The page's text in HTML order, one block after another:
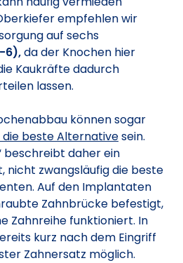
empfehlen wir
auf sechs
6),da der Knochen hier
Kaukräfte dadurch
lassen.
können sogar
beste Alternativesein.
beschreibt daher ein
nicht zwangsläufig die beste
Auf den Implantaten
Zahnbrücke befestigt,
Zahnreihe funktioniert. In
kurz nach dem Eingriff
Zahnersatz möglich.